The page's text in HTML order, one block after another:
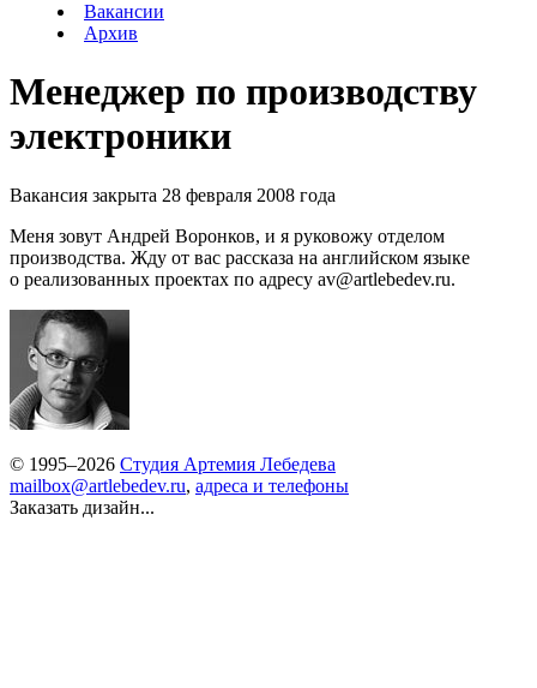
Вакансии
Архив
Менеджер по производству
электроники
Вакансия закрыта 28 февраля 2008 года
Меня зовут Андрей Воронков, и я руковожу отделом
производства. Жду от вас рассказа на английском языке
о реализованных проектах по адресу av@artlebedev.ru.
© 1995–2026 Студия Артемия Лебедева
mailbox@artlebedev.ru, адреса и телефоны
Заказать дизайн...